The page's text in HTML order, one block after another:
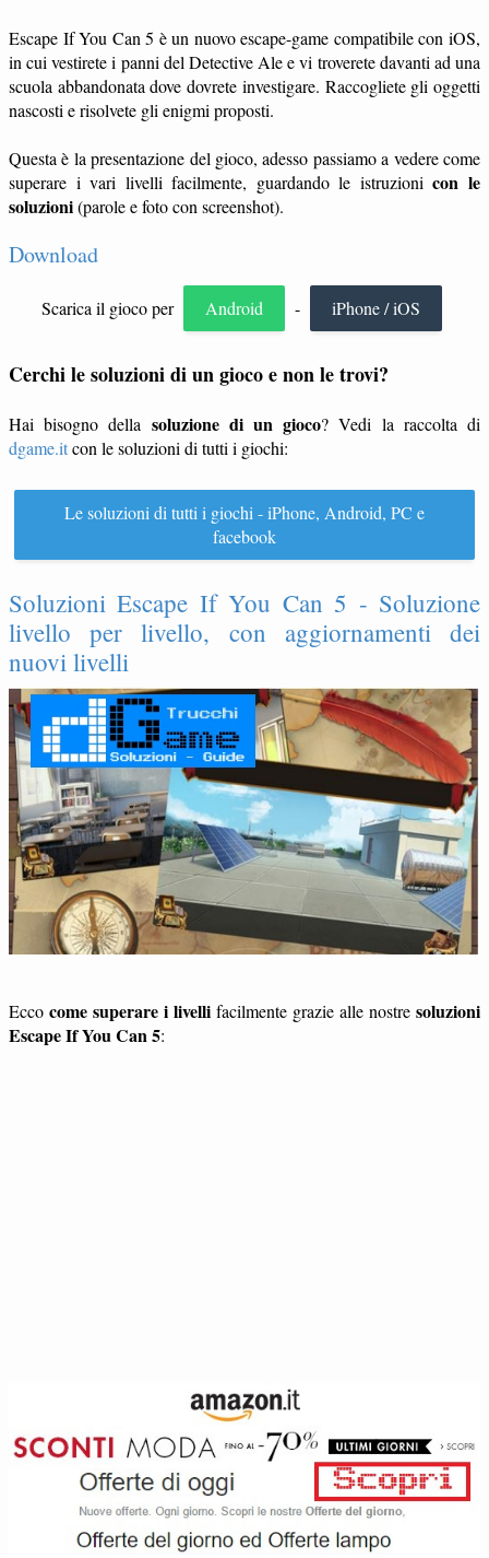
Escape If You Can 5 è un nuovo escape-game compatibile con iOS,
in cui vestirete i panni del Detective Ale e vi troverete davanti ad una
scuola abbandonata dove dovrete investigare. Raccogliete gli oggetti
nascosti e risolvete gli enigmi proposti.
Questa è la presentazione del gioco, adesso passiamo a vedere come
superare i vari livelli facilmente, guardando le istruzionicon le
soluzioni(parole e foto con screenshot).
Download
Scarica il gioco per Android - iPhone / iOS
Cerchi le soluzioni di un gioco e non le trovi?
Hai bisogno della soluzione di un gioco? Vedi la raccolta di
dgame.itcon le soluzioni di tutti i giochi:
Le soluzioni di tutti i giochi - iPhone, Android, PC e
facebook
Soluzioni Escape If You Can 5 - Soluzione
livello per livello, con aggiornamenti dei
nuovi livelli
Ecco come superare i livellifacilmente grazie alle nostresoluzioni
Escape If You Can 5: